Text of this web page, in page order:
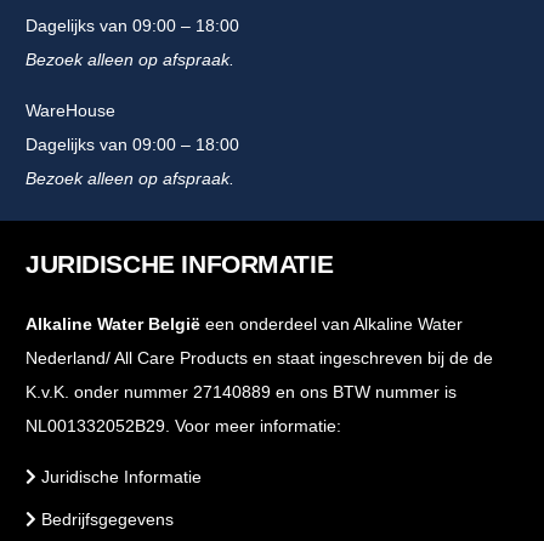
Dagelijks van 09:00 – 18:00
Bezoek alleen op afspraak.
WareHouse
Dagelijks van 09:00 – 18:00
Bezoek alleen op afspraak.
JURIDISCHE INFORMATIE
Alkaline Water België een onderdeel van Alkaline Water
Nederland/ All Care Products en staat ingeschreven bij de de
K.v.K. onder nummer 27140889 en ons BTW nummer is
NL001332052B29. Voor meer informatie:
Juridische Informatie
Bedrijfsgegevens